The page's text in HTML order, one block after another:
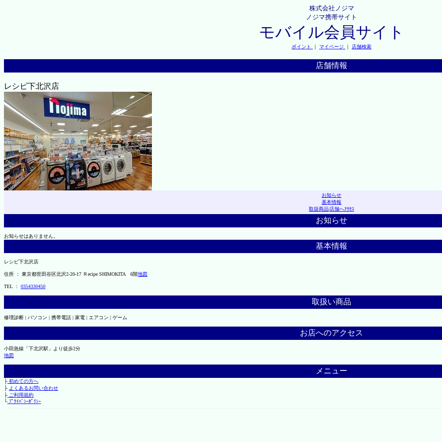
株式会社ノジマ
ノジマ携帯サイト
モバイル会員サイト
ポイント ｜ マイページ ｜ 店舗検索
店舗情報
レシピ下北沢店
お知らせ
基本情報
取扱商品|店舗へｱｸｾｽ
お知らせ
お知らせはありません。
基本情報
レシピ下北沢店
住所 ： 東京都世田谷区北沢2-20-17 Ｒecipe SHIMOKITA 6階地図
TEL ： 0354330450
取扱い商品
修理診断 | パソコン | 携帯電話 | 家電 | エアコン | ゲーム
お店へのアクセス
小田急線「下北沢駅」より徒歩2分
地図
メニュー
├初めての方へ
├ よくあるお問い合わせ
├ご利用規約
└ﾌﾟﾗｲﾊﾞｼｰﾎﾟﾘｼｰ